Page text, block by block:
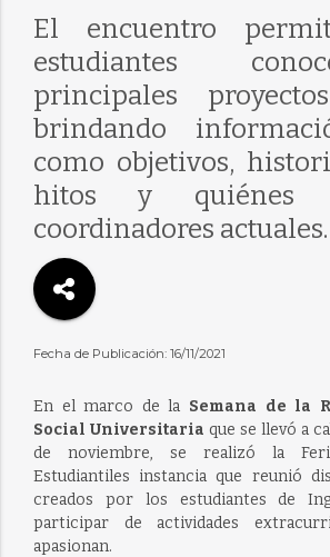
El encuentro
estudiantes
principales
brindando
como objetivos,
hitos y quiénes
coordinadores actuales.
Fecha de Publicación: 16/11/2021
En el marco de la Semana de la
Social Universitaria que se llevó a
de noviembre, se realizó la
Estudiantiles instancia que reunió
creados por los estudiantes de
participar de actividades
apasionan.